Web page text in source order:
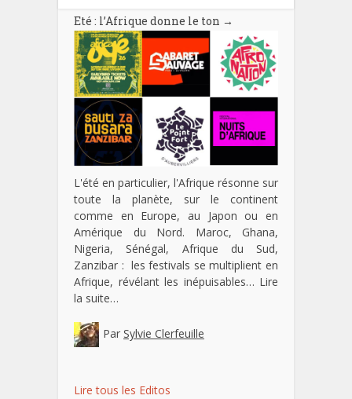
Eté : l’Afrique donne le ton →
L'été en particulier, l'Afrique résonne sur
toute la planète, sur le continent
comme en Europe, au Japon ou en
Amérique du Nord. Maroc, Ghana,
Nigeria, Sénégal, Afrique du Sud,
Zanzibar : les festivals se multiplient en
Afrique, révélant les inépuisables… Lire
la suite…
Par Sylvie Clerfeuille
Lire tous les Editos